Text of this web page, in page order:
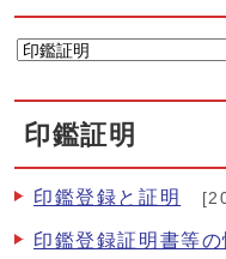
印鑑証明
印鑑登録と証明
印鑑登録証明書等